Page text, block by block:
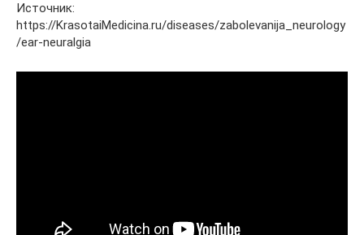
Источник:
https://KrasotaiMedicina.ru/diseases/zabolevanija_neurology
/ear-neuralgia